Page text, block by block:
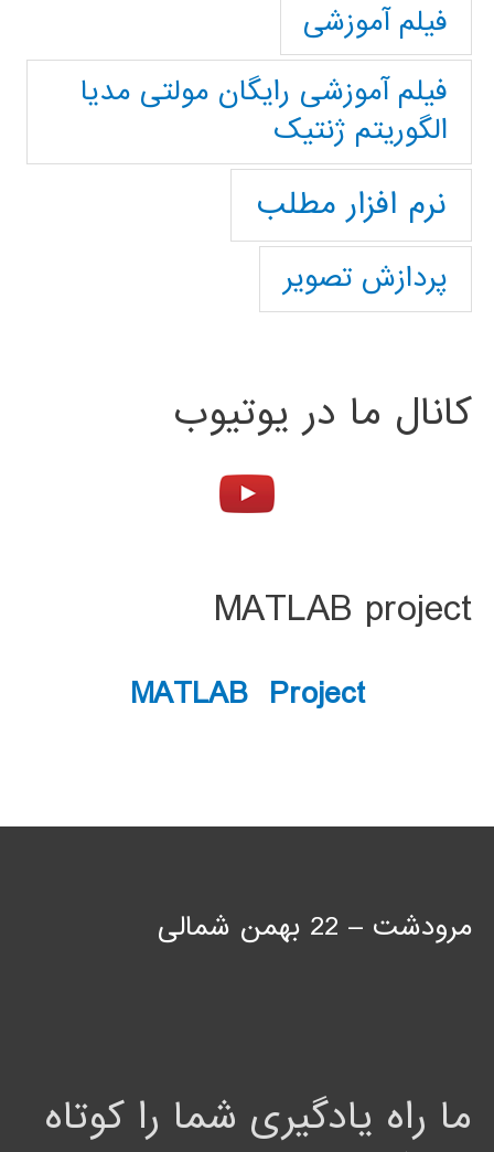
فیلم آموزشی
فیلم آموزشی رایگان مولتی مدیا
الگوریتم ژنتیک
نرم افزار مطلب
پردازش تصویر
کانال ما در یوتیوب
MATLAB project
MATLAB Project
مرودشت – 22 بهمن شمالی
ما راه یادگیری شما را کوتاه